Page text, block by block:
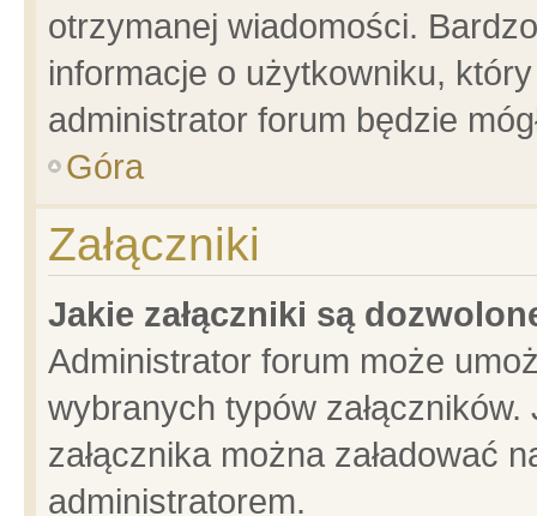
otrzymanej wiadomości.
informacje o użytkowniku,
administrator forum będzie
Góra
Załączniki
Jakie załączniki są
Administrator forum może
wybranych typów
załącznika można załadować
administratorem.